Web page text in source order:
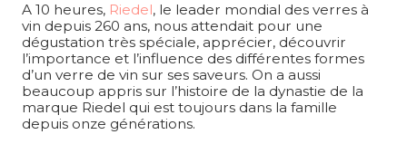
A 10 heures, Riedel, le leader mondial des verres à
vin depuis 260 ans, nous attendait pour une
dégustation très spéciale, apprécier, découvrir
l’importance et l’influence des différentes formes
d’un verre de vin sur ses saveurs. On a aussi
beaucoup appris sur l’histoire de la dynastie de la
marque Riedel qui est toujours dans la famille
depuis onze générations.